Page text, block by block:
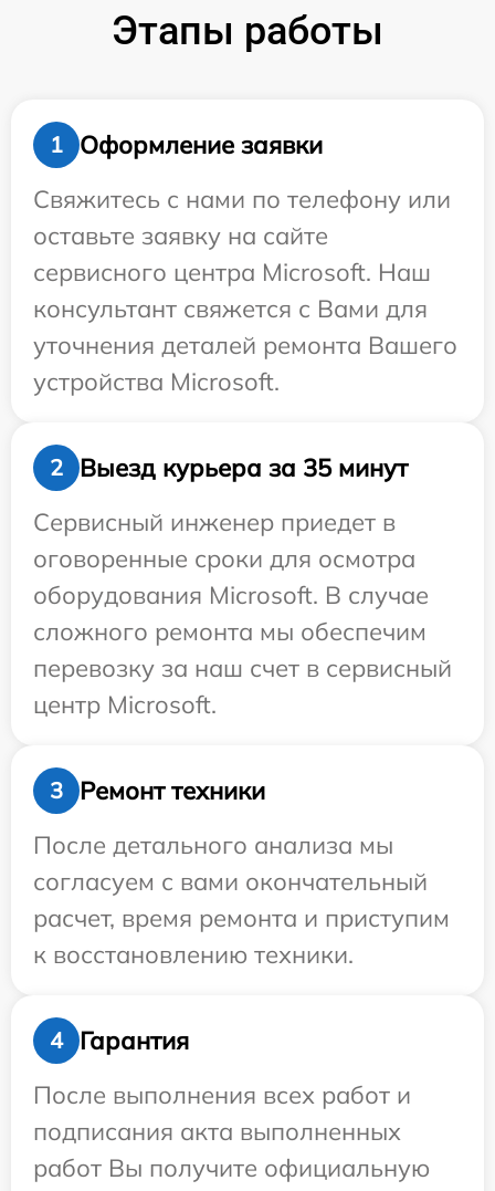
Этапы работы
1
Оформление заявки
Свяжитесь с нами по телефону или
оставьте заявку на сайте
сервисного центра Microsoft. Наш
консультант свяжется с Вами для
уточнения деталей ремонта Вашего
устройства Microsoft.
2
Выезд курьера за 35 минут
Сервисный инженер приедет в
оговоренные сроки для осмотра
оборудования Microsoft. В случае
сложного ремонта мы обеспечим
перевозку за наш счет в сервисный
центр Microsoft.
3
Ремонт техники
После детального анализа мы
согласуем с вами окончательный
расчет, время ремонта и приступим
к восстановлению техники.
4
Гарантия
После выполнения всех работ и
подписания акта выполненных
работ Вы получите официальную